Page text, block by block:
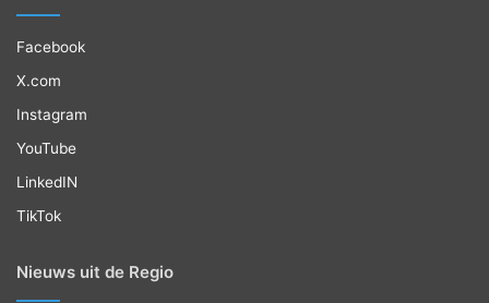
Facebook
X.com
Instagram
YouTube
LinkedIN
TikTok
Nieuws uit de Regio